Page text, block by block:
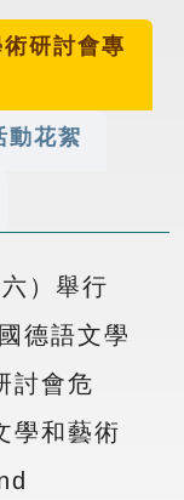
研討會專
動花絮
）舉行
德語文學
討會危
學和藝術